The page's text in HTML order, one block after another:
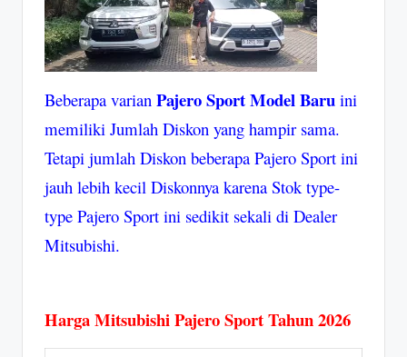
Beberapa varian Pajero Sport Model Baru ini
memiliki Jumlah Diskon yang hampir sama.
Tetapi jumlah Diskon beberapa Pajero Sport ini
jauh lebih kecil Diskonnya karena Stok type-
type Pajero Sport ini sedikit sekali di Dealer
Mitsubishi.
Harga Mitsubishi Pajero Sport Tahun 2026